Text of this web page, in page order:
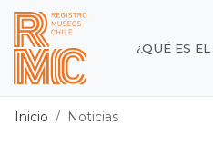
Contenido principal
Registro
¿QUÉ ES
Inicio Noticias